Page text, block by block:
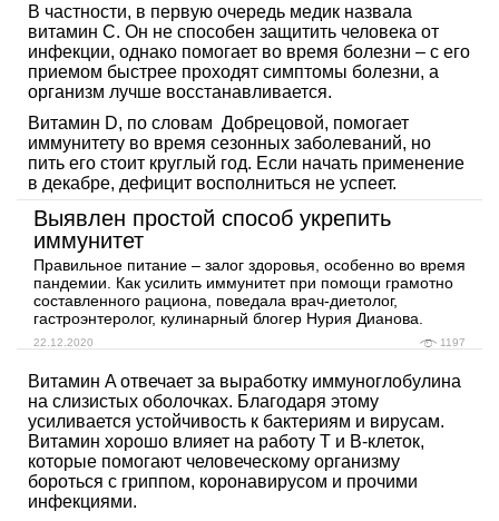
В частности, в первую очередь медик назвала
витамин C. Он не способен защитить человека от
инфекции, однако помогает во время болезни – с его
приемом быстрее проходят симптомы болезни, а
организм лучше восстанавливается.
Витамин D, по словам Добрецовой, помогает
иммунитету во время сезонных заболеваний, но
пить его стоит круглый год. Если начать применение
в декабре, дефицит восполниться не успеет.
Выявлен простой способ укрепить
иммунитет
Правильное питание – залог здоровья, особенно во время
пандемии. Как усилить иммунитет при помощи грамотно
составленного рациона, поведала врач-диетолог,
гастроэнтеролог, кулинарный блогер Нурия Дианова.
22.12.2020 1197
Витамин A отвечает за выработку иммуноглобулина
на слизистых оболочках. Благодаря этому
усиливается устойчивость к бактериям и вирусам.
Витамин хорошо влияет на работу Т и В-клеток,
которые помогают человеческому организму
бороться с гриппом, коронавирусом и прочими
инфекциями.